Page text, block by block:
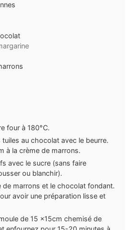
four à 180°C.
tuiles au chocolat avec le beurre.
à la crème de marrons.
avec le sucre (sans faire
ou blanchir).
de marrons et le chocolat fondant.
avoir une préparation lisse et
de 15 x15cm chemisé de